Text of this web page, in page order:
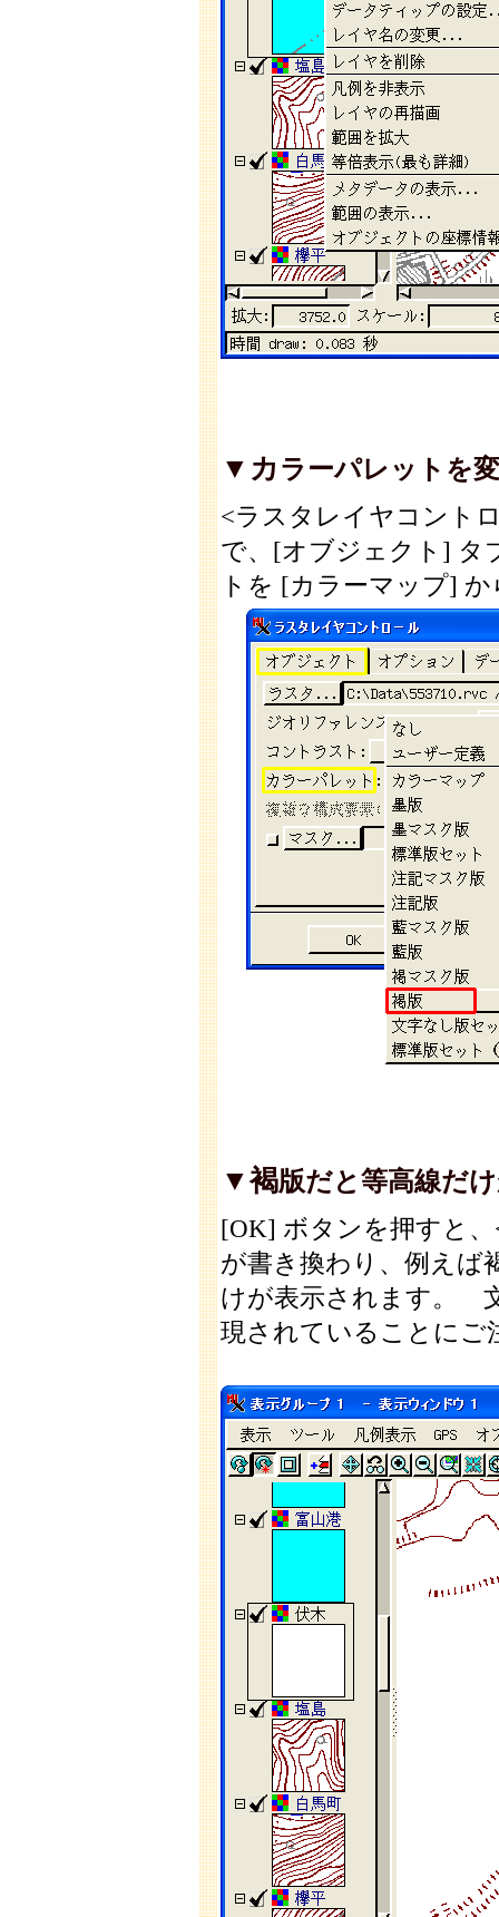
▼カ ラーパレットを
<ラスタレイヤコント
で、[オブジェクト] タ
トを [カラーマップ]
▼褐版だと等高線だ
[OK] ボタンを押すと
が書き換わり、例えば
けが表示されます。
現されていることにご